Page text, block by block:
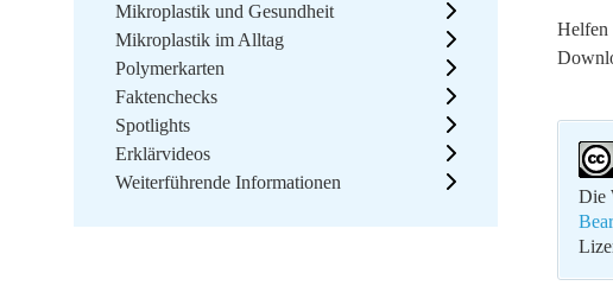
Mikroplastik und Gesundheit
Mikroplastik im Alltag
Polymerkarten
Faktenchecks
Spotlights
Erklärvideos
Weiterführende Informationen
Helfen
Die